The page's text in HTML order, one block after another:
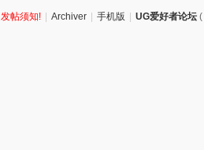
发帖须知! Archiver 手机版 UG爱好者论坛 (